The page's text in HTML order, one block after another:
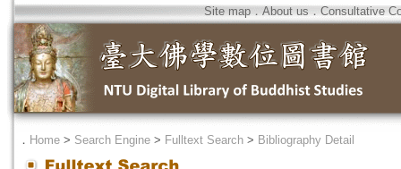
Site map．About us ． Consultative
． Home > Search Engine > Fulltext Search > Bibliography Detail